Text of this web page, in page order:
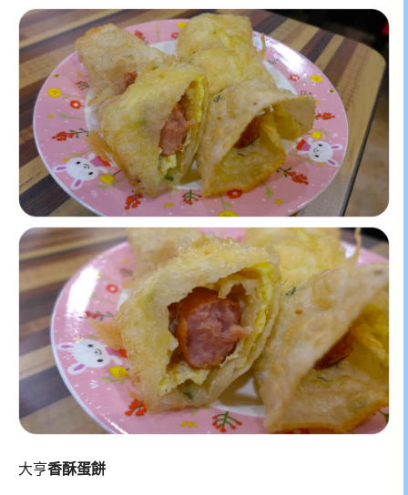
大亨香酥蛋餅